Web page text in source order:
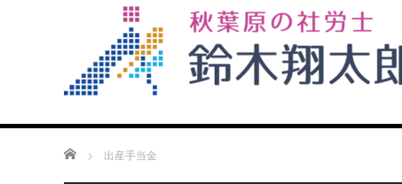
ホーム 出産手当金